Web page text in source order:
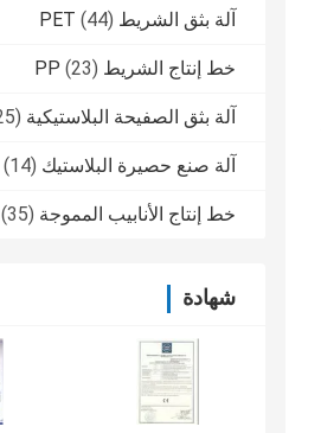
آلة بثق الشريط PET (44)
خط إنتاج الشريط PP (23)
آلة بثق الصفيحة البلاستيكية (25)
آلة صنع حصيرة البلاستيك (14)
خط إنتاج الأنابيب المموجة PE (35)
شهادة